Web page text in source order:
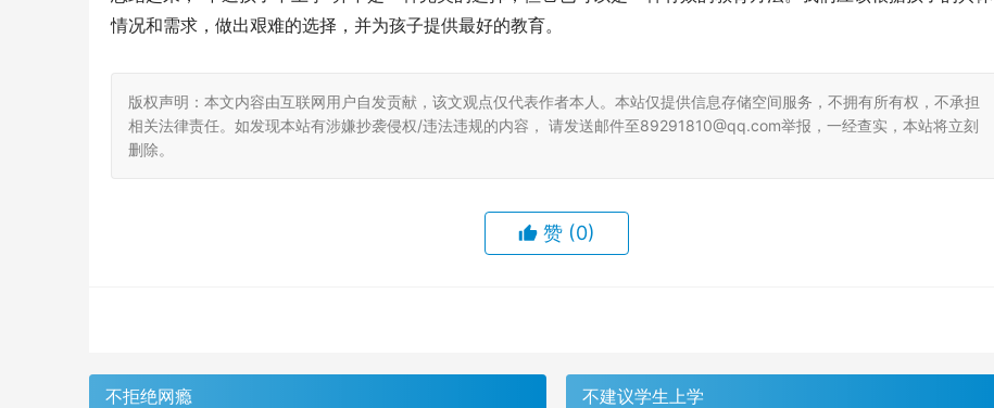
情况和需求，做出艰难的选择，并为孩子提供最好的教育。
版权声明：本文内容由互联网用户自发贡献，该文观点仅代表作者本人。本站仅提供信息存储空间服务，不拥有所有权，不承担
相关法律责任。如发现本站有涉嫌抄袭侵权/违法违规的内容， 请发送邮件至89291810@qq.com举报，一经查实，本站将立刻
删除。
赞 (0)
不拒绝网瘾 不建议学生上学